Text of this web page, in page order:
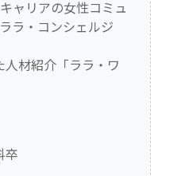
ャリアの女性コミュ
ラ・コンシェルジ
人材紹介「ララ・ワ
卒